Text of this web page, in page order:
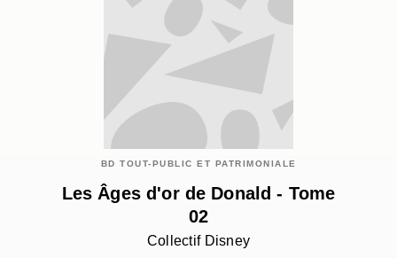
BD TOUT-PUBLIC ET PATRIMONIALE
Les Âges d'or de Donald - Tome
02
Collectif Disney